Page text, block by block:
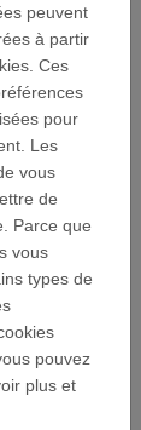
avant
:
peuvent
à partir
Ces
pour
Les
vous
de
Parce que
vous
types de
pouvez
plus et